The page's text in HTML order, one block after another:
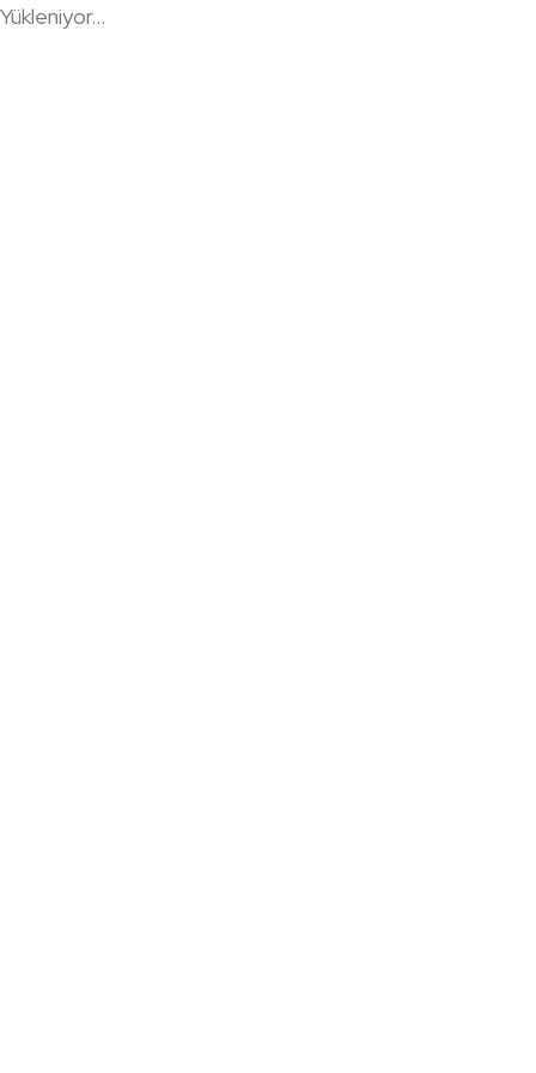
Yükleniyor...